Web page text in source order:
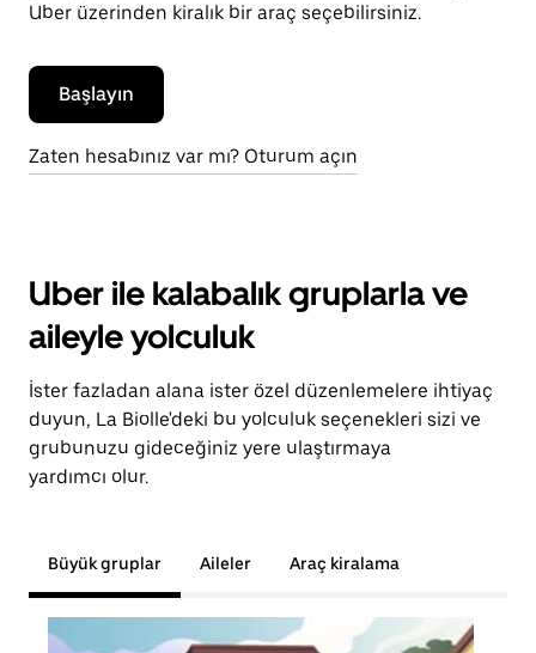
Uber üzerinden kiralık bir araç seçebilirsiniz.
Başlayın
Zaten hesabınız var mı? Oturum açın
Uber ile kalabalık gruplarla ve
aileyle yolculuk
İster fazladan alana ister özel düzenlemelere ihtiyaç
duyun, La Biolle'deki bu yolculuk seçenekleri sizi ve
grubunuzu gideceğiniz yere ulaştırmaya
yardımcı olur.
Büyük gruplar Aileler Araç kiralama